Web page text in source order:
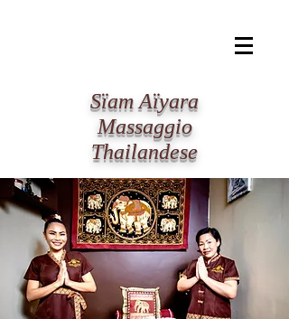
​Sïam Aïyara
Massaggio
Thailandese